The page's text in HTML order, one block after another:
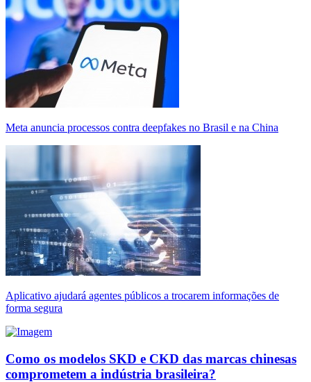
Meta anuncia processos contra deepfakes no Brasil e na China
Aplicativo ajudará agentes públicos a trocarem informações de
forma segura
Como os modelos SKD e CKD das marcas chinesas
comprometem a indústria brasileira?